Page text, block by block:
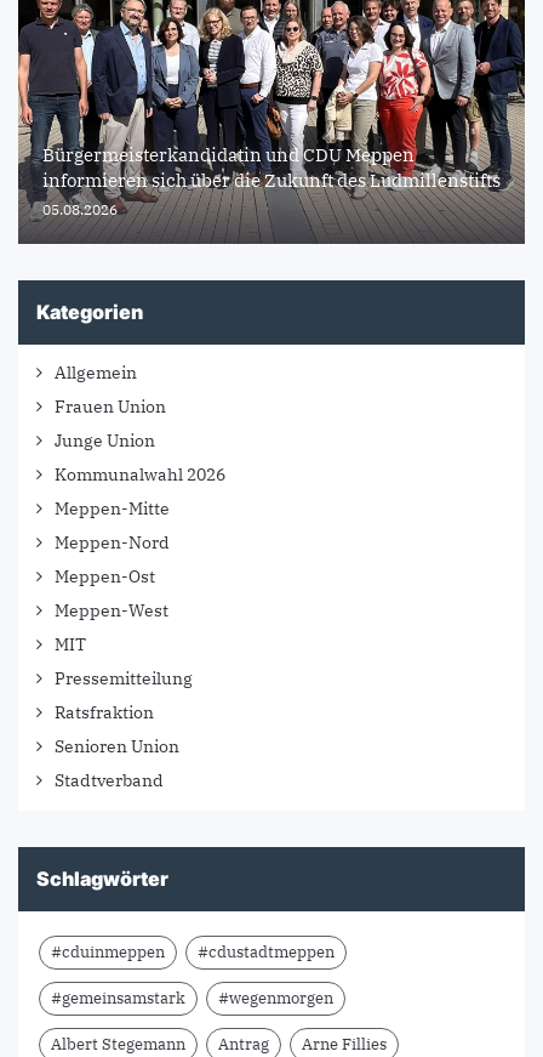
Bürgermeisterkandidatin und CDU Meppen
informieren sich über die Zukunft des Ludmillenstifts
05.08.2026
Kategorien
Allgemein
Frauen Union
Junge Union
Kommunalwahl 2026
Meppen-Mitte
Meppen-Nord
Meppen-Ost
Meppen-West
MIT
Pressemitteilung
Ratsfraktion
Senioren Union
Stadtverband
Schlagwörter
#cduinmeppen #cdustadtmeppen
#gemeinsamstark #wegenmorgen
Albert Stegemann Antrag Arne Fillies